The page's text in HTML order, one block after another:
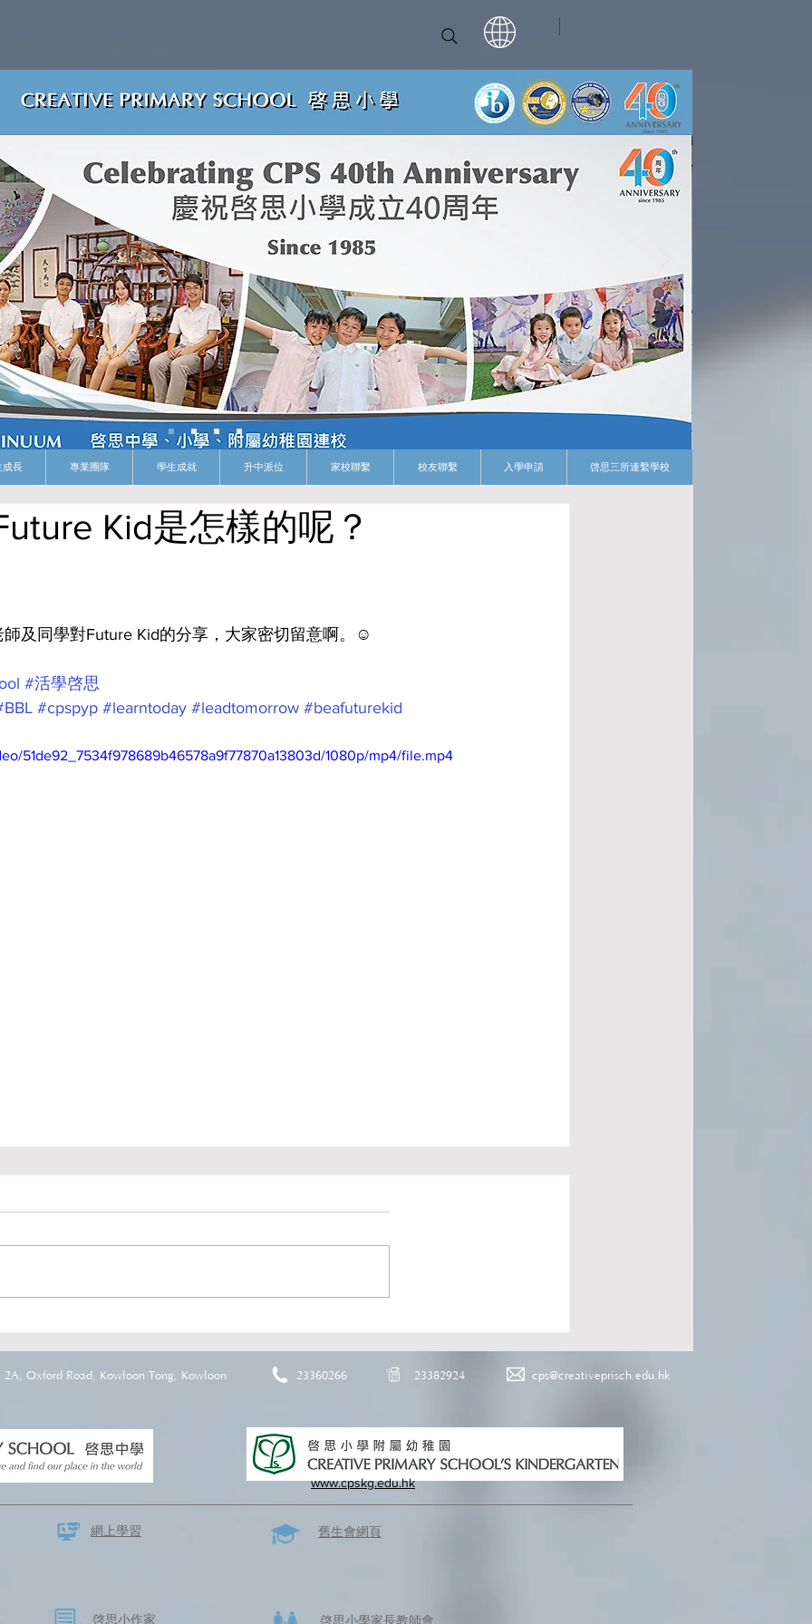
成長 專業團隊 學生成就 升中派位 家校聯繫 校友聯繫 入學申請 啓思三所連繫學校
Kid是怎樣的呢？
及同學對Future Kid的分享，大家密切留意啊。☺️
#活學啓思
#cpspyp #learntoday #leadtomorrow #beafuturekid
51de92_7534f978689b46578a9f77870a13803d/1080p/mp4/file.mp4
2A, Oxford Road, Kowloon Tong, Kowloon 23360266 23382924 cps@creativeprisch.edu.hk
www.cpskg.edu.hk
網上學習 ​舊生會網頁
啓思​小作家 ​啓思小學家長教師會